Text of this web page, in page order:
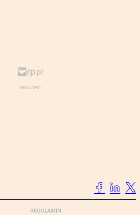
REGULAMIN